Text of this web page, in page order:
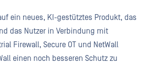
ein neues, KI-gestütztes Produkt, das
das Nutzer in Verbindung mit
Firewall, Secure OT und NetWall
einen noch besseren Schutz zu